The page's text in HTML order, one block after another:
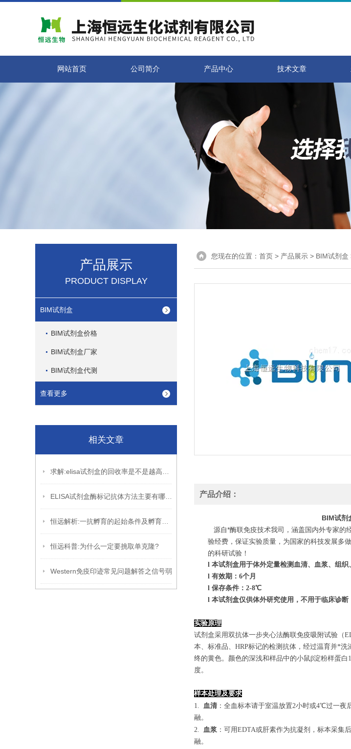
网站首页 公司简介 产品中心 技术文章
产品展示
PRODUCT DISPLAY
BIM试剂盒
BIM试剂盒价格
BIM试剂盒厂家
BIM试剂盒代测
查看更多
相关文章
恒远科普:为什么一定要挑取单克隆?
Western免疫印迹常见问题解答之信号弱
您现在的位置： 首页 > 产品展示 > BIM试剂盒
产品介绍：
BIM试剂
源自*酶联免疫技术我司，涵盖国内外专家的
验经费，保证实验质量，为国家的科技发展多
的科研试验！
l 本试剂盒用于体外定量检测血清、血浆、组
l 有效期：6个月
l 保存条件： 2-8℃
l 本试剂盒仅供体外研究使用，不用于临床诊断
实验原理
试剂盒采用双抗体一步夹心法酶联免疫吸附试验（
本、标准品、HRP标记的检测抗体，经过温育并*
终的黄色。颜色的深浅和样品中的小鼠β淀粉样蛋
度。
样本处理及要求
1. 血清 ：全血标本请于室温放置2小时或4℃过一
融。
2. 血浆 ：可用EDTA或肝素作为抗凝剂，标本采集
融。